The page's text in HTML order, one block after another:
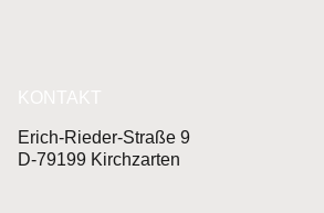
Erich-Rieder-Straße 9
D-79199 Kirchzarten